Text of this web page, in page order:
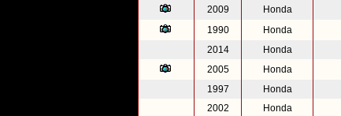
2009 Honda
1990 Honda
2014 Honda
2005 Honda
1997 Honda
2002 Honda